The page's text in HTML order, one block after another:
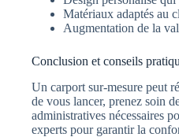
Matériaux adaptés au
Augmentation de la
Conclusion et conseils
Un carport sur-mesure peut
de vous lancer, prenez soin
administratives nécessaires
experts pour garantir la